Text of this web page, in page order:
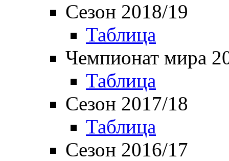
Сезон 2018/19
Таблица
Чемпионат мира
Таблица
Сезон 2017/18
Таблица
Сезон 2016/17